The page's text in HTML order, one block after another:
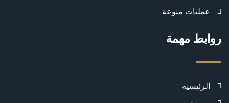
عمليات منوعة
روابط مهمة
الرئيسية